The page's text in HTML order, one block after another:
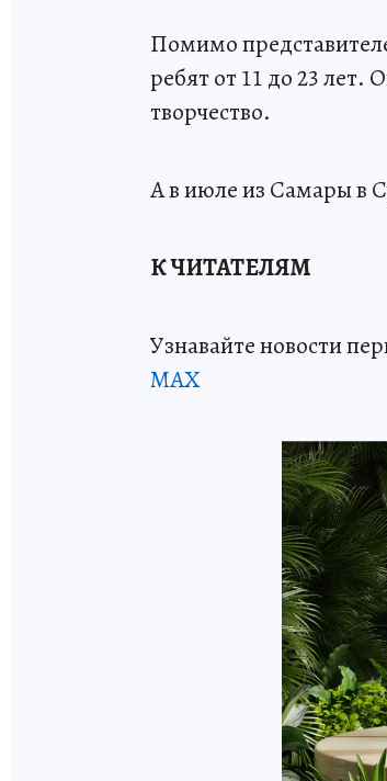
Помимо
ребят от 11 до 23 лет.
творчество.
А в июле из Самары в
К ЧИТАТЕЛЯМ
Узнавайте новости
МАХ